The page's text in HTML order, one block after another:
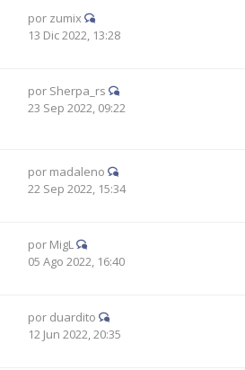
por zumix
13 Dic 2022, 13:28
por Sherpa_rs
23 Sep 2022, 09:22
por madaleno
22 Sep 2022, 15:34
por MigL
05 Ago 2022, 16:40
por duardito
12 Jun 2022, 20:35